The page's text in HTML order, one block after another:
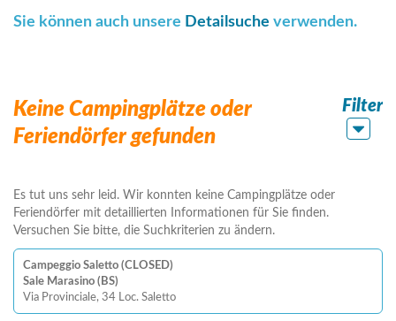
Sie können auch unsere Detailsuche verwenden.
Keine Campingplätze oder
Feriendörfer gefunden
Filter
Es tut uns sehr leid. Wir konnten keine Campingplätze oder
Feriendörfer mit detaillierten Informationen für Sie finden.
Versuchen Sie bitte, die Suchkriterien zu ändern.
Campeggio Saletto (CLOSED)
Sale Marasino (BS)
Via Provinciale, 34 Loc. Saletto